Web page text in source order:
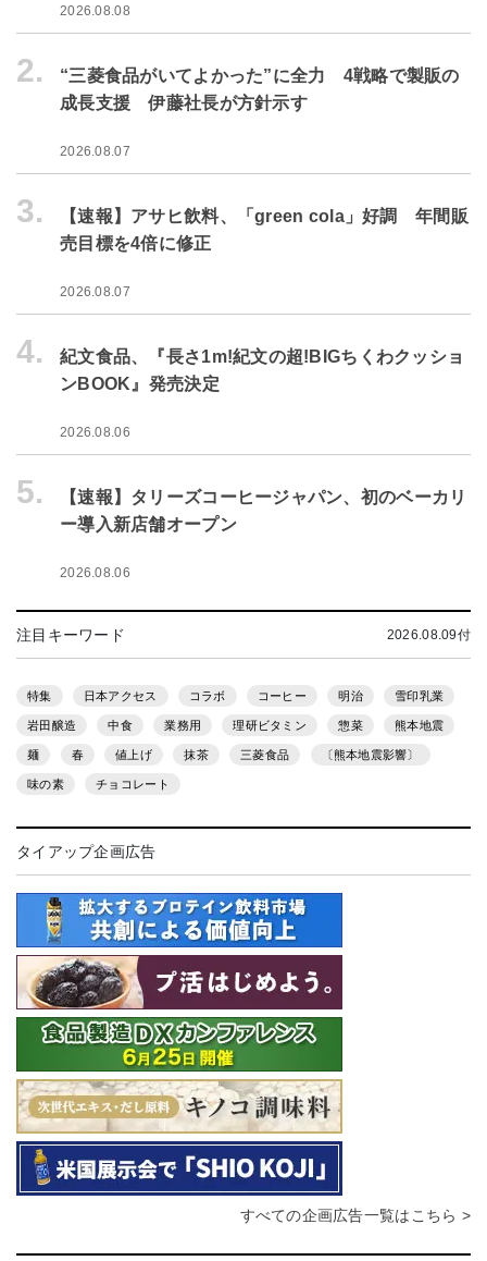
2026.08.08
2.
“三菱食品がいてよかった”に全力 4戦略で製販の
成長支援 伊藤社長が方針示す
2026.08.07
3.
【速報】アサヒ飲料、「green cola」好調 年間販
売目標を4倍に修正
2026.08.07
4.
紀文食品、『長さ1m!紀文の超!BIGちくわクッショ
ンBOOK』発売決定
2026.08.06
5.
【速報】タリーズコーヒージャパン、初のベーカリ
ー導入新店舗オープン
2026.08.06
注目キーワード 2026.08.09付
特集 日本アクセス コラボ コーヒー 明治 雪印乳業
岩田醸造 中食 業務用 理研ビタミン 惣菜 熊本地震
麺 春 値上げ 抹茶 三菱食品 〔熊本地震影響〕
味の素 チョコレート
タイアップ企画広告
すべての企画広告一覧はこちら >